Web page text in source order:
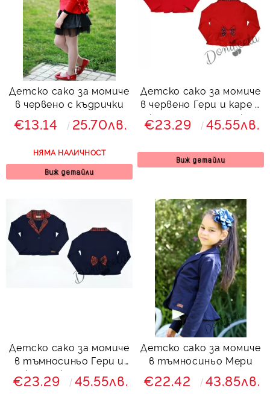
Детско сако за момиче
в червено с къдрички
€13.14 25.70лв.
НЯМА НАЛИЧНОСТ
Виж детайли
Детско сако за момиче
в червено Гери и каре с
къдрици и панделка
отзад 9700192
€23.29 45.55лв.
Виж детайли
Детско сако за момиче
в тъмносиньо Гери и
каре с къдрици и
панделка отзад
€23.29 45.55лв.
Детско сако за момиче
в тъмносиньо Мери
€22.42 43.85лв.